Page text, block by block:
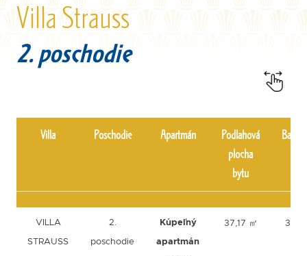
Villa Strauss
2. poschodie
Villa Poschodie Apartmán
Podlahová
plocha
bytu
Balkón
Villa Poschodie Apartmán
Podlahová
plocha
Balkón
VILLA
STRAUSS
2.
poschodie
Kúpeľný
apartmán
37,17 ㎡ 3,60